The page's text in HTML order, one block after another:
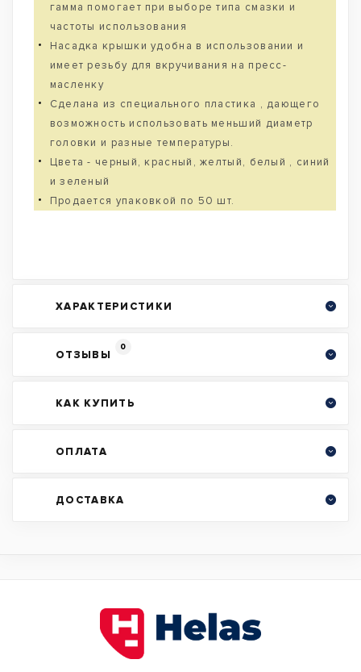
гамма помогает при выборе типа смазки и
частоты использования
Насадка крышки удобна в использовании и
имеет резьбу для вкручивания на пресс-
масленку
Сделана из специального пластика , дающего
возможность использовать меньший диаметр
головки и разные температуры.
Цвета - черный, красный, желтый, белый , синий
и зеленый
Продается упаковкой по 50 шт.
ХАРАКТЕРИСТИКИ
ОТЗЫВЫ
0
КАК КУПИТЬ
ОПЛАТА
ДОСТАВКА